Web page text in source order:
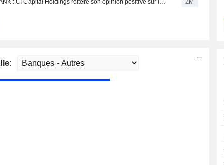
ARAB NATIONAL BANK : CI Capital Holdings réitère son opinion positive sur le titre ZM